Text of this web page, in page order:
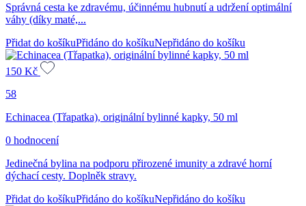
Správná cesta ke zdravému, účinnému hubnutí a udržení optimální
váhy (díky maté,...
Přidat do košíkuPřidáno do košíkuNepřidáno do košíku
150 Kč
58
Echinacea (Třapatka), originální bylinné kapky, 50 ml
0 hodnocení
Jedinečná bylina na podporu přirozené imunity a zdravé horní
dýchací cesty. Doplněk stravy.
Přidat do košíkuPřidáno do košíkuNepřidáno do košíku